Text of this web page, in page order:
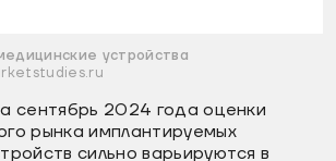
устройства
сентябрь 2024 года оценки
рынка имплантируемых
сильно варьируются в